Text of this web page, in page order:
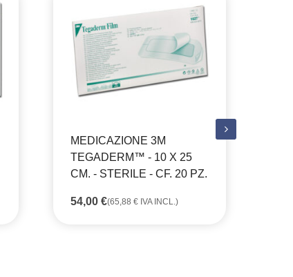
MEDICAZIONE 3M
TEGADERM™ - 10 X 25
CM. - STERILE - CF. 20 PZ.
54,00 €(65,88 € IVA INCL.)